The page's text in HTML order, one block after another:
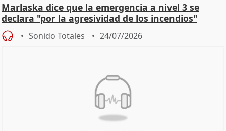
Marlaska dice que la emergencia a nivel 3 se
declara "por la agresividad de los incendios"
Sonido Totales 24/07/2026